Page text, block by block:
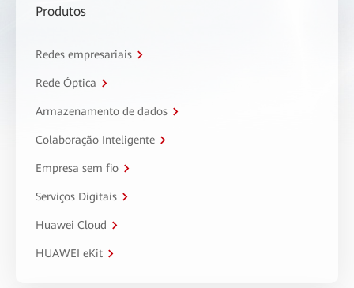
Produtos
Redes empresariais
Rede Óptica
Armazenamento de dados
Colaboração Inteligente
Empresa sem fio
Serviços Digitais
Huawei Cloud
HUAWEI eKit